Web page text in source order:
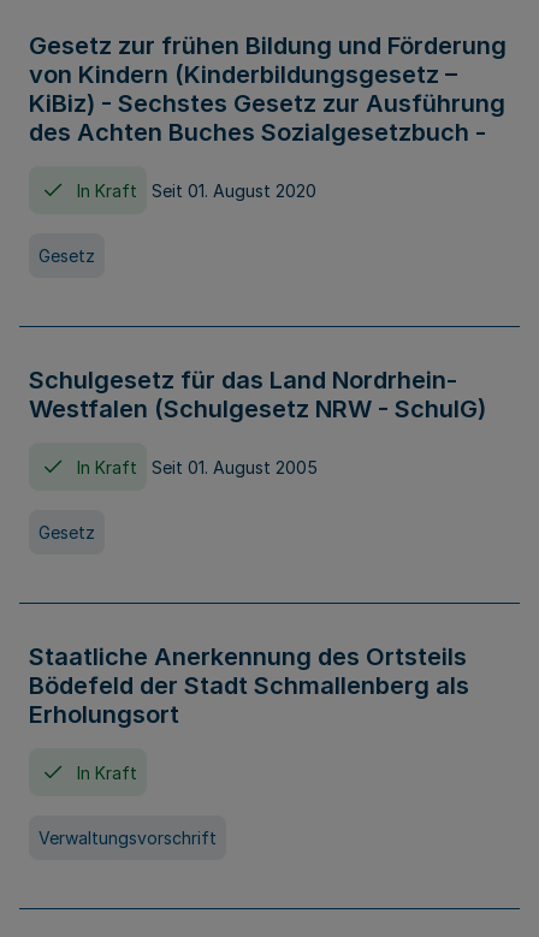
Gesetz zur frühen Bildung und Förderung
von Kindern (Kinderbildungsgesetz –
KiBiz) - Sechstes Gesetz zur Ausführung
des Achten Buches Sozialgesetzbuch -
In Kraft Seit 01. August 2020
Gesetz
Schulgesetz für das Land Nordrhein-
Westfalen (Schulgesetz NRW - SchulG)
In Kraft Seit 01. August 2005
Gesetz
Staatliche Anerkennung des Ortsteils
Bödefeld der Stadt Schmallenberg als
Erholungsort
In Kraft
Verwaltungsvorschrift